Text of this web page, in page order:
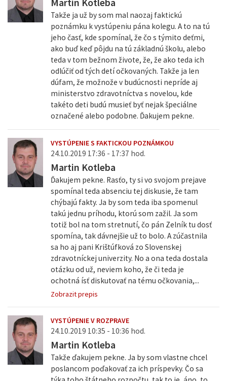
Takže ja už by som mal naozaj faktickú
poznámku k vystúpeniu pána kolegu. A to na tú
jeho časť, kde spomínal, že čo s týmito deťmi,
ako buď keď pôjdu na tú základnú školu, alebo
teda v tom bežnom živote, že, že ako teda ich
odlúčiť od tých detí očkovaných. Takže ja len
dúfam, že možnože v budúcnosti nepríde aj
ministerstvo zdravotníctva s novelou, kde
takéto deti budú musieť byť nejak špeciálne
označené alebo podobne. Ďakujem pekne.
VYSTÚPENIE S FAKTICKOU POZNÁMKOU
24.10.2019 17:36 - 17:37 hod.
Martin Kotleba
Ďakujem pekne. Rasťo, ty si vo svojom prejave
spomínal teda absenciu tej diskusie, že tam
chýbajú fakty. Ja by som teda iba spomenul
takú jednu príhodu, ktorú som zažil. Ja som
totiž bol na tom stretnutí, čo pán Zelník tu dosť
spomína, tak dávnejšie už to bolo. A zúčastnila
sa ho aj pani Krištúfková zo Slovenskej
zdravotníckej univerzity. No a ona teda dostala
otázku od už, neviem koho, že či teda je
ochotná ísť diskutovať na tému očkovania,...
Zobrazit prepis
VYSTÚPENIE V ROZPRAVE
24.10.2019 10:35 - 10:36 hod.
Martin Kotleba
Takže ďakujem pekne. Ja by som vlastne chcel
poslancom poďakovať za ich príspevky. Čo sa